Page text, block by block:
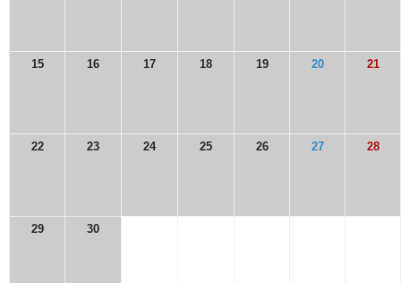
15 16 17 18 19 20 21
22 23 24 25 26 27 28
29 30